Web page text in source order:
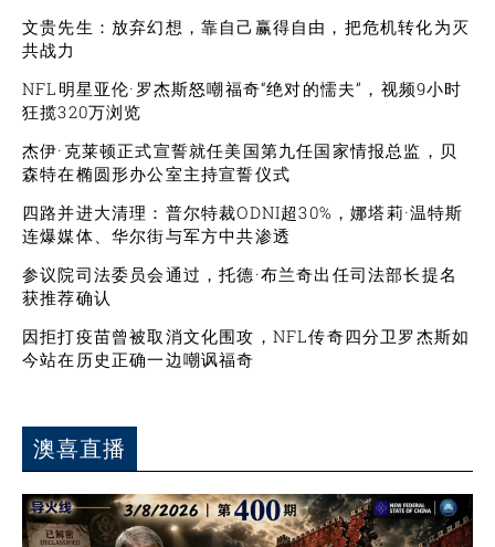
文贵先生：放弃幻想，靠自己赢得自由，把危机转化为灭
共战力
NFL明星亚伦·罗杰斯怒嘲福奇“绝对的懦夫”，视频9小时
狂揽320万浏览
杰伊·克莱顿正式宣誓就任美国第九任国家情报总监，贝
森特在椭圆形办公室主持宣誓仪式
四路并进大清理：普尔特裁ODNI超30%，娜塔莉·温特斯
连爆媒体、华尔街与军方中共渗透
参议院司法委员会通过，托德·布兰奇出任司法部长提名
获推荐确认
因拒打疫苗曾被取消文化围攻，NFL传奇四分卫罗杰斯如
今站在历史正确一边嘲讽福奇
澳喜直播